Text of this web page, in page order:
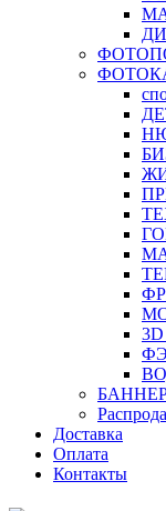
Доставка
Оплата
Контакты